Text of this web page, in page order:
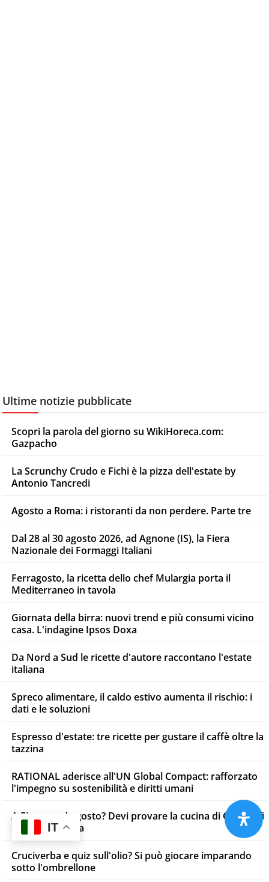
Ultime notizie pubblicate
Scopri la parola del giorno su WikiHoreca.com:
Gazpacho
La Scrunchy Crudo e Fichi è la pizza dell'estate by
Antonio Tancredi
Agosto a Roma: i ristoranti da non perdere. Parte tre
Dal 28 al 30 agosto 2026, ad Agnone (IS), la Fiera
Nazionale dei Formaggi Italiani
Ferragosto, la ricetta dello chef Mulargia porta il
Mediterraneo in tavola
Giornata della birra: nuovi trend e più consumi vicino
casa. L'indagine Ipsos Doxa
Da Nord a Sud le ricette d'autore raccontano l'estate
italiana
Spreco alimentare, il caldo estivo aumenta il rischio: i
dati e le soluzioni
Espresso d'estate: tre ricette per gustare il caffè oltre la
tazzina
RATIONAL aderisce all'UN Global Compact: rafforzato
l'impegno su sostenibilità e diritti umani
A Firenze ad agosto? Devi provare la cucina di Giandolfi
al Fuor D'Acqua
Cruciverba e quiz sull'olio? Si può giocare imparando
sotto l'ombrellone
IT